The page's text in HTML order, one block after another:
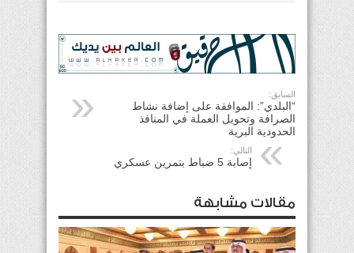
السابق:
“البلدي”: الموافقة على إضافة نشاط
الصرافة وتحويل العملة في المنافذ
الحدودية البرية
التالي:
إصابة 5 ضباط بتمرين عسكري
مقالات مشابهة